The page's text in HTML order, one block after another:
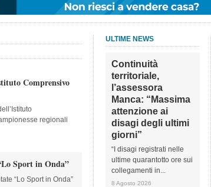
Comprensivo
regionali
Sport in Onda”
“Lo Sport in Onda”
ULTIME NEWS
Continuità
territoriale,
l’assessora
Manca: “Massima
attenzione ai
disagi degli ultimi
giorni”
“I disagi registrati nelle
ultime quarantotto ore sui
collegamenti in...
8 Agosto 2026